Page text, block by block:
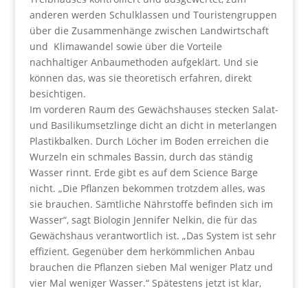
anderen werden Schulklassen und Touristengruppen
über die Zusammenhänge zwischen Landwirtschaft
und Klimawandel sowie über die Vorteile
nachhaltiger Anbaumethoden aufgeklärt. Und sie
können das, was sie theoretisch erfahren, direkt
besichtigen.
Im vorderen Raum des Gewächshauses stecken Salat-
und Basilikumsetzlinge dicht an dicht in meterlangen
Plastikbalken. Durch Löcher im Boden erreichen die
Wurzeln ein schmales Bassin, durch das ständig
Wasser rinnt. Erde gibt es auf dem Science Barge
nicht. „Die Pflanzen bekommen trotzdem alles, was
sie brauchen. Sämtliche Nährstoffe befinden sich im
Wasser“, sagt Biologin Jennifer Nelkin, die für das
Gewächshaus verantwortlich ist. „Das System ist sehr
effizient. Gegenüber dem herkömmlichen Anbau
brauchen die Pflanzen sieben Mal weniger Platz und
vier Mal weniger Wasser.“ Spätestens jetzt ist klar,